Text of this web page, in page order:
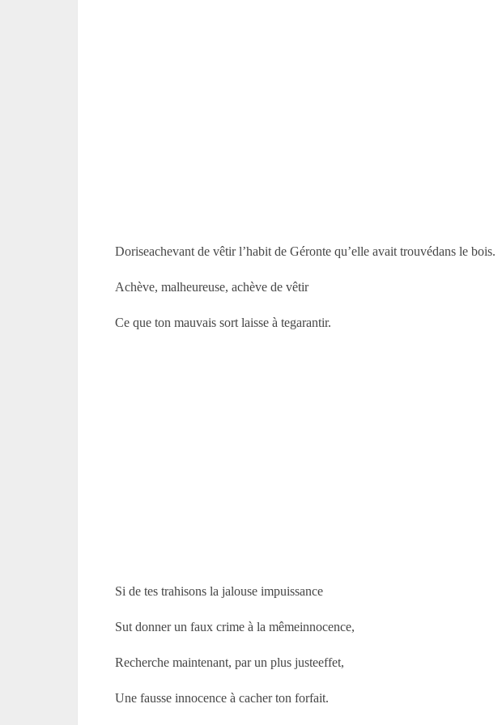
Doriseachevant de vêtir l’habit de Géronte qu’elle avait trouvédans le bois.
Achève, malheureuse, achève de vêtir
Ce que ton mauvais sort laisse à tegarantir.
Si de tes trahisons la jalouse impuissance
Sut donner un faux crime à la mêmeinnocence,
Recherche maintenant, par un plus justeeffet,
Une fausse innocence à cacher ton forfait.